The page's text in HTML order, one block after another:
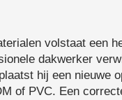
volstaat een
dakwerker
hij een nieuwe
of PVC. Een